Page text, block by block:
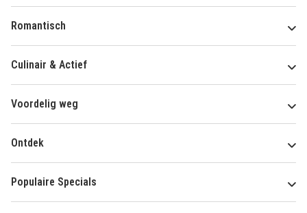
Romantisch
Culinair & Actief
Voordelig weg
Ontdek
Populaire Specials